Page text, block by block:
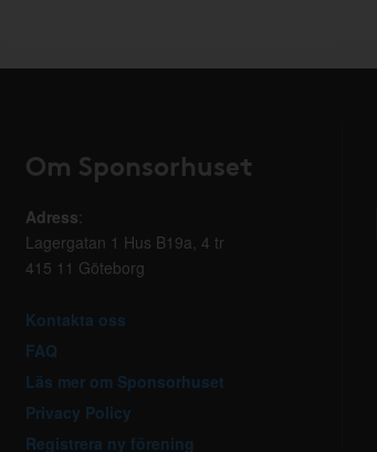
Om Sponsorhuset
Adress:
Lagergatan 1 Hus B19a, 4 tr
415 11 Göteborg
Kontakta oss
FAQ
Läs mer om Sponsorhuset
Privacy Policy
Registrera ny förening